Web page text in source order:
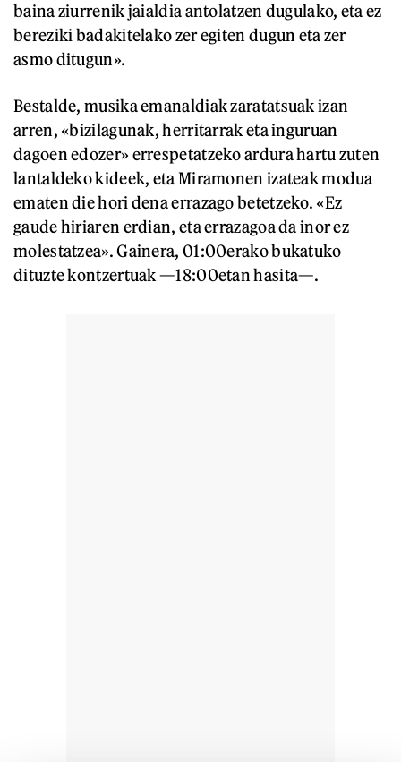
baina ziurrenik jaialdia antolatzen dugulako, eta ez
bereziki badakitelako zer egiten dugun eta zer
asmo ditugun».
Bestalde, musika emanaldiak zaratatsuak izan
arren, «bizilagunak, herritarrak eta inguruan
dagoen edozer» errespetatzeko ardura hartu zuten
lantaldeko kideek, eta Miramonen izateak modua
ematen die hori dena errazago betetzeko. «Ez
gaude hiriaren erdian, eta errazagoa da inor ez
molestatzea». Gainera, 01:00erako bukatuko
dituzte kontzertuak —18:00etan hasita—.